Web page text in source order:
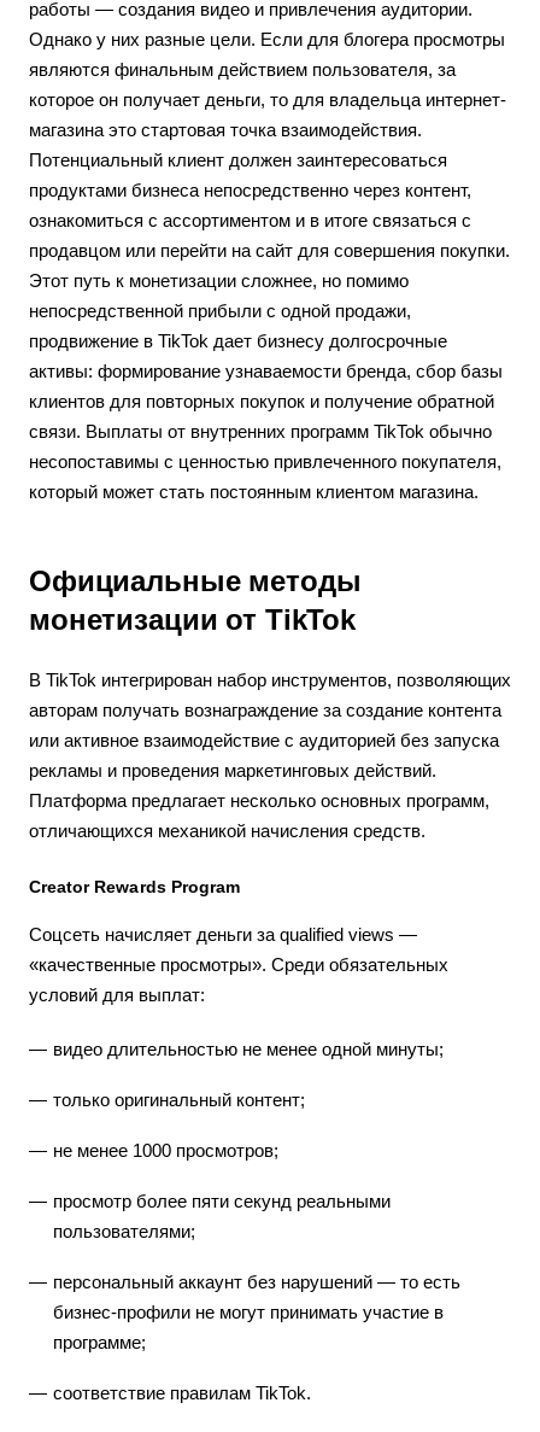
работы — создания видео и привлечения аудитории.
Однако у них разные цели. Если для блогера просмотры
являются финальным действием пользователя, за
которое он получает деньги, то для владельца интернет-
магазина это стартовая точка взаимодействия.
Потенциальный клиент должен заинтересоваться
продуктами бизнеса непосредственно через контент,
ознакомиться с ассортиментом и в итоге связаться с
продавцом или перейти на сайт для совершения покупки.
Этот путь к монетизации сложнее, но помимо
непосредственной прибыли с одной продажи,
продвижение в TikTok дает бизнесу долгосрочные
активы: формирование узнаваемости бренда, сбор базы
клиентов для повторных покупок и получение обратной
связи. Выплаты от внутренних программ TikTok обычно
несопоставимы с ценностью привлеченного покупателя,
который может стать постоянным клиентом магазина.
Официальные методы
монетизации от TikTok
В TikTok интегрирован набор инструментов, позволяющих
авторам получать вознаграждение за создание контента
или активное взаимодействие с аудиторией без запуска
рекламы и проведения маркетинговых действий.
Платформа предлагает несколько основных программ,
отличающихся механикой начисления средств.
Creator Rewards Program
Соцсеть начисляет деньги за qualified views —
«качественные просмотры». Среди обязательных
условий для выплат:
видео длительностью не менее одной минуты;
только оригинальный контент;
не менее 1000 просмотров;
просмотр более пяти секунд реальными
пользователями;
персональный аккаунт без нарушений — то есть
бизнес-профили не могут принимать участие в
программе;
соответствие правилам TikTok.